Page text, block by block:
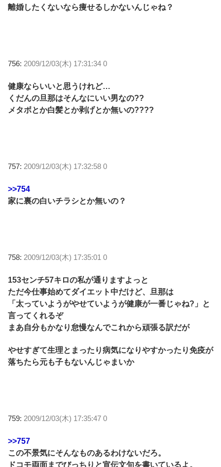
離婚したくないなら痩せるしかないんじゃね？
756: 2009/12/03(木) 17:31:34 0
健康ならいいと思うけれど…
くだんの旦那はそんなにいい男なの??
メタボとか白髪とか剥げとか無いの????
757: 2009/12/03(木) 17:32:58 0
>>754
家に裏の白いチラシとか無いの？
758: 2009/12/03(木) 17:35:01 0
153センチ57キロの私が通りますよっと
ただ今仕事始めてダイエット中だけど、旦那は
「太っていようがやせていようが健康が一番じゃね?」と
言ってくれるぞ
まあ自分もかなり怠慢なんでこれから頑張る訳だが
やせすぎて生理とまったり病気になりやすかったり免疫が
落ちたら元も子もないんじゃまいか
759: 2009/12/03(木) 17:35:47 0
>>757
この不景気にそんなものあるわけないだろ。
ドコモ両面までびっちりと宣伝文句を書いているよ。